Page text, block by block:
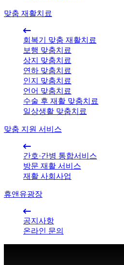
맞춤 재활치료
회복기 맞춤 재활치료
보행 맞춤치료
상지 맞춤치료
연하 맞춤치료
인지 맞춤치료
언어 맞춤치료
수술 후 재활 맞춤치료
일상생활 맞춤치료
맞춤 지원 서비스
간호·간병 통합서비스
방문 재활 서비스
재활 사회사업
휴앤유광장
공지사항
온라인 문의